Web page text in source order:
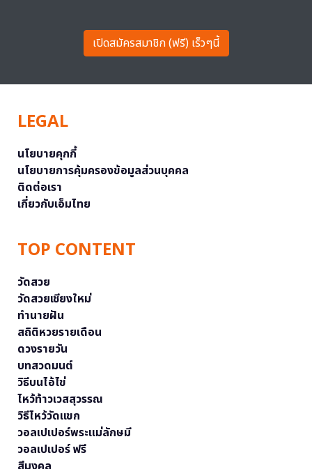
เปิดสมัครสมาชิก (ฟรี) เร็วๆนี้
LEGAL
นโยบายคุกกี้
นโยบายการคุ้มครองข้อมูลส่วนบุคคล
ติดต่อเรา
เกี่ยวกับเอ็มไทย
TOP CONTENT
วัดสวย
วัดสวยเชียงใหม่
ทำนายฝัน
สถิติหวยรายเดือน
ดวงรายวัน
บทสวดมนต์
วิธีบนไอ้ไข่
ไหว้ท้าวเวสสุวรรณ
วิธีไหว้วัดแขก
วอลเปเปอร์พระแม่ลักษมี
วอลเปเปอร์ ฟรี